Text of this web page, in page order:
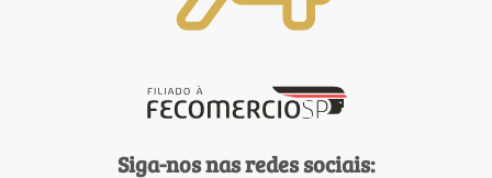
Siga-nos nas redes sociais: